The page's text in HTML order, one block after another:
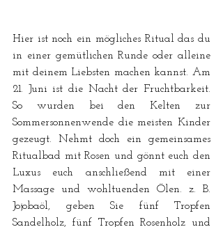
Hier ist noch ein mögliches Ritual das du
in einer gemütlichen Runde oder alleine
mit deinem Liebsten machen kannst. Am
21. Juni ist die Nacht der Fruchtbarkeit.
So wurden bei den Kelten zur
Sommersonnenwende die meisten Kinder
gezeugt. Nehmt doch ein gemeinsames
Ritualbad mit Rosen und gönnt euch den
Luxus euch anschließend mit einer
Massage und wohltuenden Ölen. z. B.
Jojobaöl, geben Sie fünf Tropfen
Sandelholz, fünf Tropfen Rosenholz und